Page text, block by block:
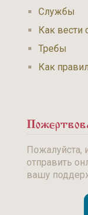
Службы
Как вести
Требы
Как
Пожалуйста,
отправить
вашу